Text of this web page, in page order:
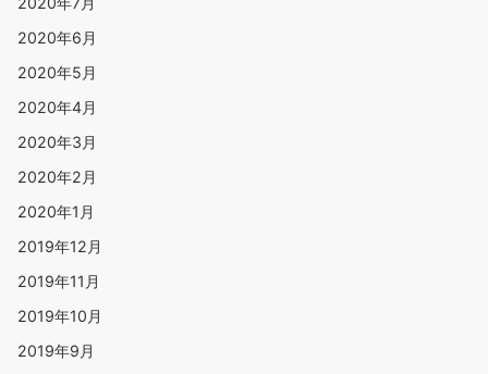
2020年6月
2020年5月
2020年4月
2020年3月
2020年2月
2020年1月
2019年12月
2019年11月
2019年10月
2019年9月